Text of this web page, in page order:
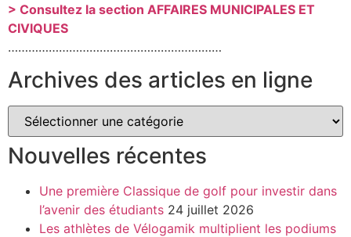
> Consultez la section AFFAIRES MUNICIPALES ET
CIVIQUES
………………………………………………………
Archives des articles en ligne
Nouvelles récentes
Une première Classique de golf pour investir dans
l’avenir des étudiants 24 juillet 2026
Les athlètes de Vélogamik multiplient les podiums